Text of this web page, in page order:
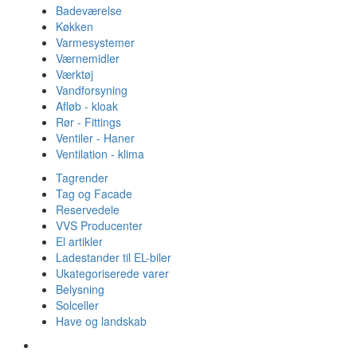
Badeværelse
Køkken
Varmesystemer
Værnemidler
Værktøj
Vandforsyning
Afløb - kloak
Rør - Fittings
Ventiler - Haner
Ventilation - klima
Tagrender
Tag og Facade
Reservedele
VVS Producenter
El artikler
Ladestander til EL-biler
Ukategoriserede varer
Belysning
Solceller
Have og landskab